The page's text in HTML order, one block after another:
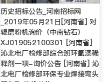
历史招标公告_河南招标网
_2019年05月21日[河南省] 对
辊磨粉机询价（中南钻石）
XJ019052100301 [河南省]
沁北电厂检修部综合班环氧漆稀
释剂一项-询价公告 [河南省] 沁
北电厂检修部环保专业焊接弯头